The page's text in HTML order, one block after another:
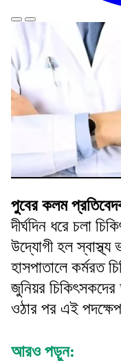
পুবের কলম
দীর্ঘদিন ধরে চলা
উদ্যোগী হল
হাসপাতালে কর্মরত
জুনিয়র চিকিৎসকদের
ওঠার পর এই
আরও পড়ুন: